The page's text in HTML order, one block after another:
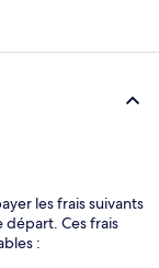
les frais suivants
départ. Ces frais
: